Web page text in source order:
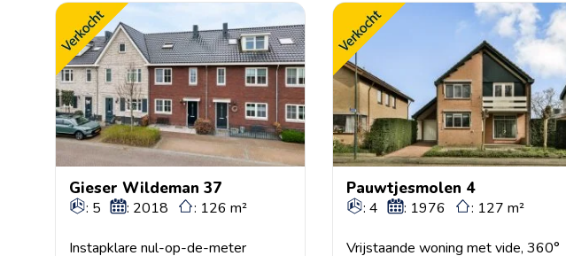
Gieser Wildeman 37
: 5 : 2018 : 126 m²
Instapklare nul-op-de-meter
Pauwtjesmolen 4
: 4 : 1976 : 127 m²
Vrijstaande woning met vide, 360°